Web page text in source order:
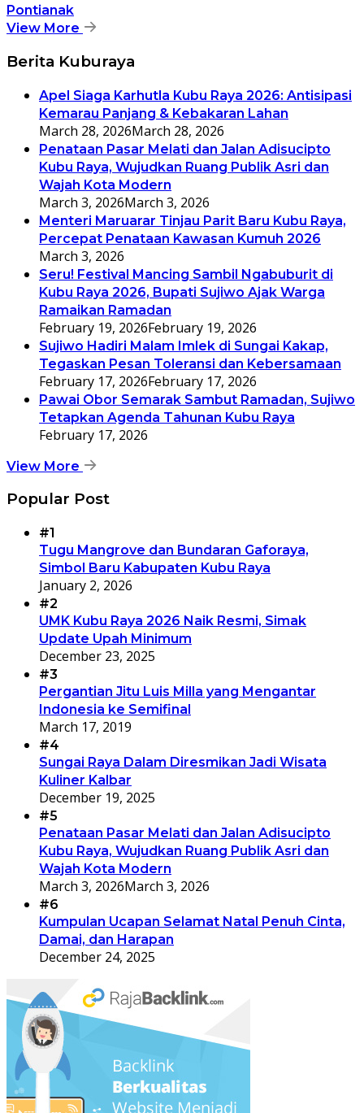
Pontianak
View More
Berita Kuburaya
Apel Siaga Karhutla Kubu Raya 2026: Antisipasi
Kemarau Panjang & Kebakaran Lahan
March 28, 2026March 28, 2026
Penataan Pasar Melati dan Jalan Adisucipto
Kubu Raya, Wujudkan Ruang Publik Asri dan
Wajah Kota Modern
March 3, 2026March 3, 2026
Menteri Maruarar Tinjau Parit Baru Kubu Raya,
Percepat Penataan Kawasan Kumuh 2026
March 3, 2026
Seru! Festival Mancing Sambil Ngabuburit di
Kubu Raya 2026, Bupati Sujiwo Ajak Warga
Ramaikan Ramadan
February 19, 2026February 19, 2026
Sujiwo Hadiri Malam Imlek di Sungai Kakap,
Tegaskan Pesan Toleransi dan Kebersamaan
February 17, 2026February 17, 2026
Pawai Obor Semarak Sambut Ramadan, Sujiwo
Tetapkan Agenda Tahunan Kubu Raya
February 17, 2026
View More
Popular Post
#1
Tugu Mangrove dan Bundaran Gaforaya,
Simbol Baru Kabupaten Kubu Raya
January 2, 2026
#2
UMK Kubu Raya 2026 Naik Resmi, Simak
Update Upah Minimum
December 23, 2025
#3
Pergantian Jitu Luis Milla yang Mengantar
Indonesia ke Semifinal
March 17, 2019
#4
Sungai Raya Dalam Diresmikan Jadi Wisata
Kuliner Kalbar
December 19, 2025
#5
Penataan Pasar Melati dan Jalan Adisucipto
Kubu Raya, Wujudkan Ruang Publik Asri dan
Wajah Kota Modern
March 3, 2026March 3, 2026
#6
Kumpulan Ucapan Selamat Natal Penuh Cinta,
Damai, dan Harapan
December 24, 2025